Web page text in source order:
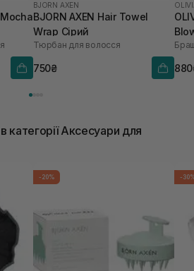
BJORN AXEN
BJORN AXEN Hair Towel
Wrap Сірий
Тюрбан для волосся
750₴
категорії Аксесуари для
-20% -